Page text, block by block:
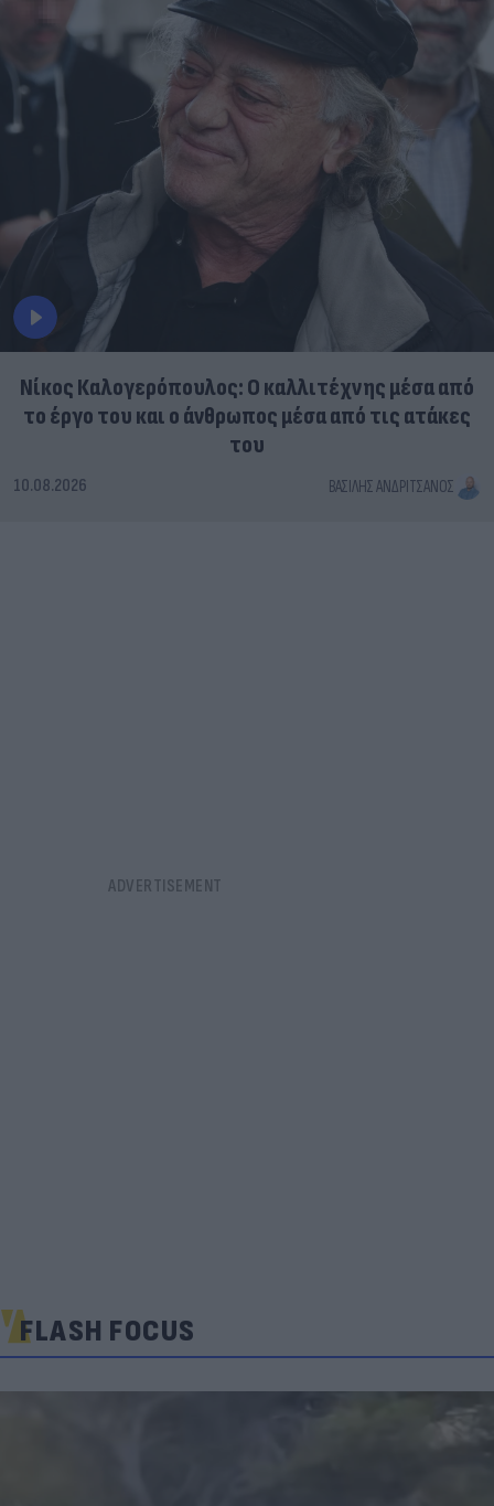
Νίκος Καλογερόπουλος: Ο καλλιτέχνης μέσα από
το έργο του και ο άνθρωπος μέσα από τις ατάκες
του
10.08.2026 ΒΑΣΊΛΗΣ ΑΝΔΡΙΤΣΆΝΟΣ
FLASH FOCUS